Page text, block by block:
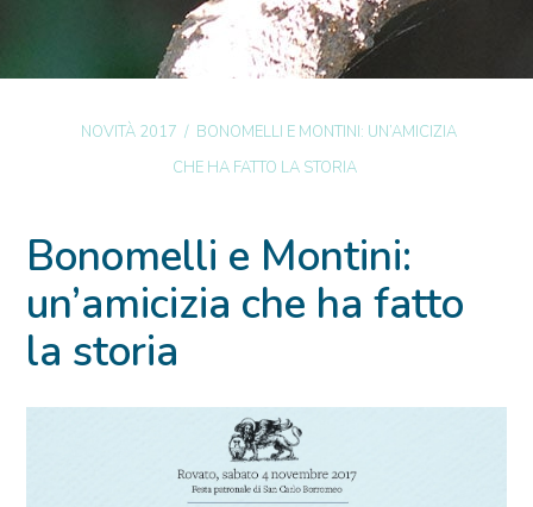
NOVITÀ 2017 / BONOMELLI E MONTINI: UN’AMICIZIA
CHE HA FATTO LA STORIA
Bonomelli e Montini:
un’amicizia che ha fatto
la storia